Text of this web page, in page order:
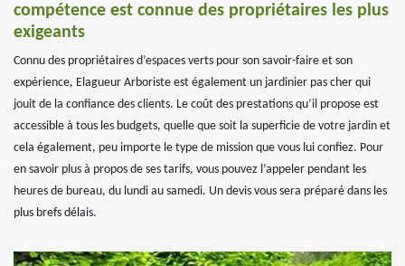
compétence est connue des propriétaires les plus
exigeants
Connu des propriétaires d’espaces verts pour son savoir-faire et son
expérience, Elagueur Arboriste est également un jardinier pas cher qui
jouit de la confiance des clients. Le coût des prestations qu’il propose est
accessible à tous les budgets, quelle que soit la superficie de votre jardin et
cela également, peu importe le type de mission que vous lui confiez. Pour
en savoir plus à propos de ses tarifs, vous pouvez l’appeler pendant les
heures de bureau, du lundi au samedi. Un devis vous sera préparé dans les
plus brefs délais.